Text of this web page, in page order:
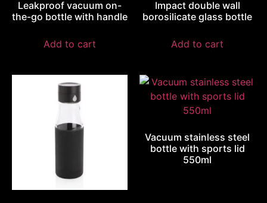
Leakproof vacuum on-
the-go bottle with handle
Add to cart
Impact double wall
borosilicate glass bottle
Add to cart
Vacuum stainless steel
bottle with sports lid
550ml